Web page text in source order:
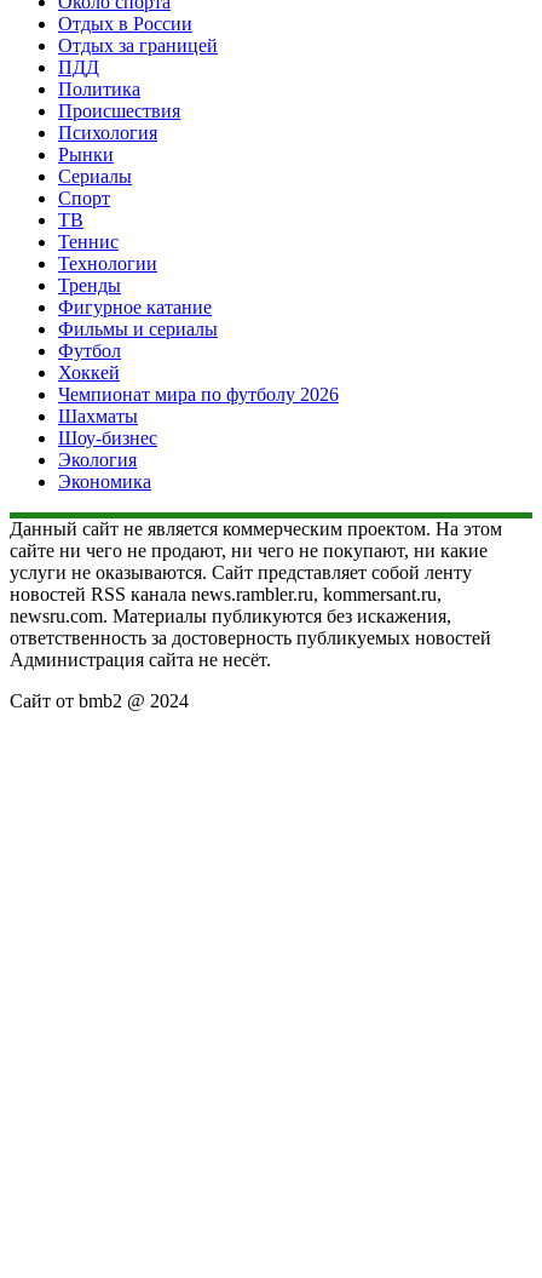
Отдых в России
Отдых за границей
ПДД
Политика
Происшествия
Психология
Рынки
Сериалы
Спорт
ТВ
Теннис
Технологии
Тренды
Фигурное катание
Фильмы и сериалы
Футбол
Хоккей
Чемпионат мира по футболу 2026
Шахматы
Шоу-бизнес
Экология
Экономика
Данный сайт не является коммерческим проектом. На этом
сайте ни чего не продают, ни чего не покупают, ни какие
услуги не оказываются. Сайт представляет собой ленту
новостей RSS канала news.rambler.ru, kommersant.ru,
newsru.com. Материалы публикуются без искажения,
ответственность за достоверность публикуемых новостей
Администрация сайта не несёт.
Сайт от bmb2 @ 2024